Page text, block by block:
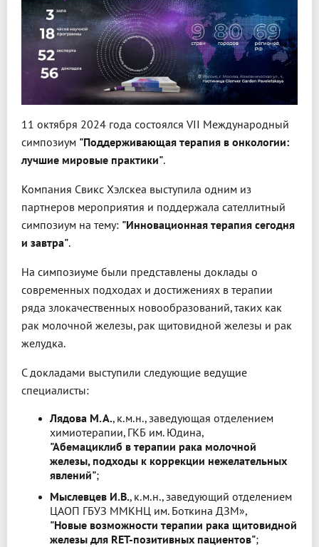
11 октября 2024 года состоялся VII Международный
симпозиум "Поддерживающая терапия в онкологии:
лучшие мировые практики".
Компания Свикс Хэлскеа выступила одним из
партнеров мероприятия и поддержала сателлитный
симпозиум на тему: "Инновационная терапия сегодня
и завтра".
На симпозиуме были представлены доклады о
современных подходах и достижениях в терапии
ряда злокачественных новообразований, таких как
рак молочной железы, рак щитовидной железы и рак
желудка.
С докладами выступили следующие ведущие
специалисты:
Лядова М.А., к.м.н., заведующая отделением
химиотерапии, ГКБ им. Юдина,
"Абемациклиб в терапии рака молочной
железы, подходы к коррекции нежелательных
явлений";
Мыслевцев И.В., к.м.н., заведующий отделением
ЦАОП ГБУЗ ММКНЦ им. Боткина ДЗМ»,
"Новые возможности терапии рака щитовидной
железы для RET-позитивных пациентов";